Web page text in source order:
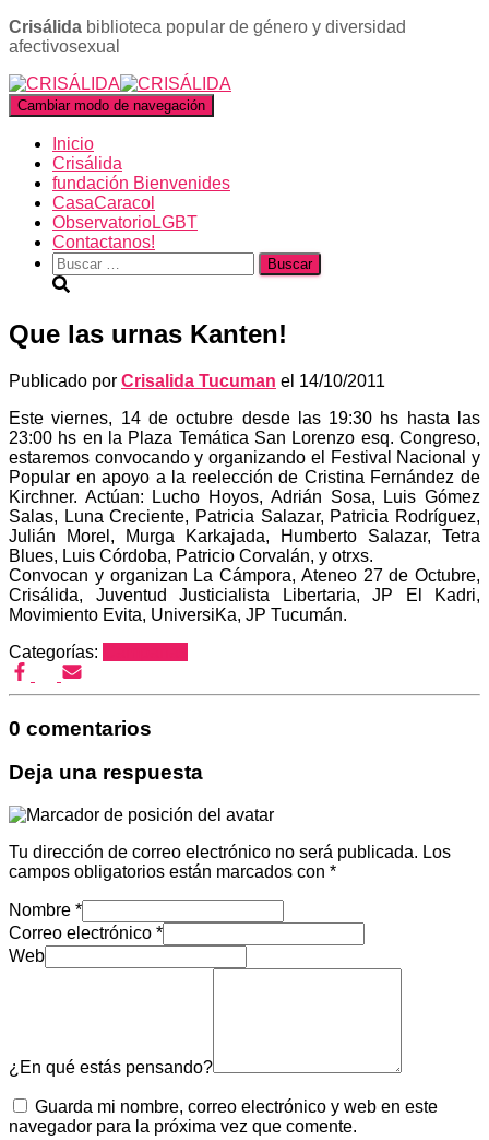
Crisálida biblioteca popular de género y diversidad
afectivosexual
Cambiar modo de navegación
Inicio
Crisálida
fundación Bienvenides
CasaCaracol
ObservatorioLGBT
Contactanos!
Buscar:
Que las urnas Kanten!
Publicado por Crisalida Tucuman el 14/10/2011
Este viernes, 14 de octubre desde las 19:30 hs hasta las
23:00 hs en la Plaza Temática San Lorenzo esq. Congreso,
estaremos convocando y organizando el Festival Nacional y
Popular en apoyo a la reelección de Cristina Fernández de
Kirchner. Actúan: Lucho Hoyos, Adrián Sosa, Luis Gómez
Salas, Luna Creciente, Patricia Salazar, Patricia Rodríguez,
Julián Morel, Murga Karkajada, Humberto Salazar, Tetra
Blues, Luis Córdoba, Patricio Corvalán, y otrxs.
Convocan y organizan La Cámpora, Ateneo 27 de Octubre,
Crisálida, Juventud Justicialista Libertaria, JP El Kadri,
Movimiento Evita, UniversiKa, JP Tucumán.
Categorías:
0 comentarios
Deja una respuesta
Tu dirección de correo electrónico no será publicada. Los
campos obligatorios están marcados con *
Nombre *
Correo electrónico *
Web
¿En qué estás pensando?
Guarda mi nombre, correo electrónico y web en este
navegador para la próxima vez que comente.